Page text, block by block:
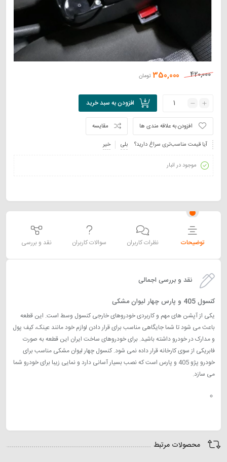
420,000
350,000 تومان
افزودن به سبد خرید
مقایسه
افزودن به علاقه مندی ها
آیا قیمت مناسب‌تری سراغ دارید؟
بلی خیر
موجود در انبار
توضیحات نظرات کاربران سوالات کاربران نقد و بررسی
نقد و بررسی اجمالی
کنسول 405 و پارس چهار لیوان مشکی
یکی از آپشن های مهم و کاربردی خودروهای خارجی کنسول وسط است. این قطعه
باعث می شود تا شما جایگاهی مناسب برای قرار دادن لوازم خود مانند عینک، کیف پول
و مدارک در خودرو داشته باشید. برای خودروهای ساخت ایران این قطعه به صورت
فابریکی از سوی کارخانه قرار داده نمی شود. کنسول چهار لیوان مشکی مناسب برای
خودرو پژو 405 و پارس است که نصب بسیار آسانی دارد و نمایی زیبا برای خودرو شما
می سازد.
محصولات مرتبط